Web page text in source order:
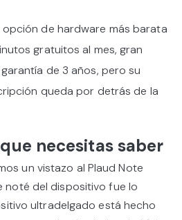
opción de hardware más barata
gratuitos al mes, gran
de 3 años, pero su
queda por detrás de la
necesitas saber
un vistazo al Plaud Note
noté del dispositivo fue lo
ultradelgado está hecho